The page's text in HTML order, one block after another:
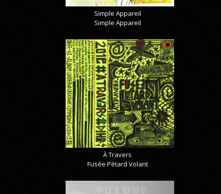
Simple Appareil
Simple Appareil
À Travers
Fusée Pétard Volant